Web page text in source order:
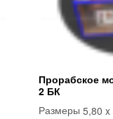
Прорабское
2 БК
Размеры 5,80 x